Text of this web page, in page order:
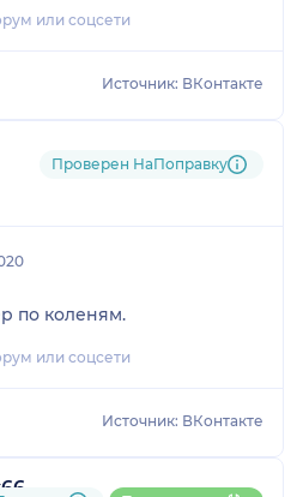
или соцсети
Источник: ВКонтакте
Проверен НаПоправку
по коленям.
или соцсети
Источник: ВКонтакте